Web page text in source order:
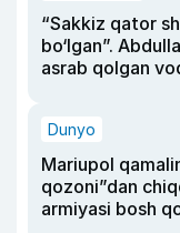
“Sakkiz qator
bo‘lgan”.
asrab qolgan
Dunyo
Mariupol
qozoni”dan
armiyasi bosh